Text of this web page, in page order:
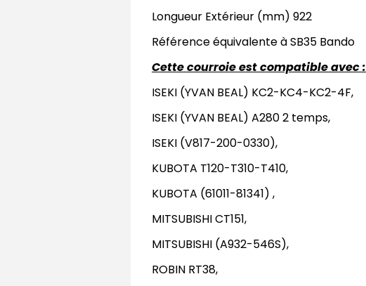
Longueur Extérieur (mm) 922
Référence équivalente à SB35 Bando
Cette courroie est compatible avec :
ISEKI (YVAN BEAL) KC2-KC4-KC2-4F,
ISEKI (YVAN BEAL) A280 2 temps,
ISEKI (V817-200-0330),
KUBOTA T120-T310-T410,
KUBOTA (61011-81341) ,
MITSUBISHI CT151,
MITSUBISHI (A932-546S),
ROBIN RT38,